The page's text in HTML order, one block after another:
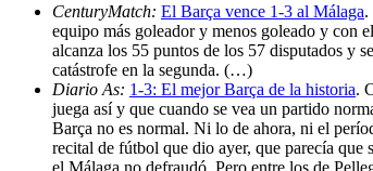
CenturyMatch: El Barça vence 1-3 al Málaga.
equipo más goleador y menos goleado y con
alcanza los 55 puntos de los 57 disputados y
catástrofe en la segunda. (…)
Diario As: 1-3: El mejor Barça de la historia.
juega así y que cuando se vea un partido
Barça no es normal. Ni lo de ahora, ni el
recital de fútbol que dio ayer, que parecía que
el Málaga no defraudó. Pero entre los de